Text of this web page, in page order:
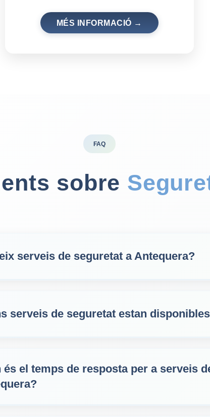
MÉS INFORMACIÓ →
FAQ
sobre
serveis de seguretat a Antequera?
serveis de seguretat estan
és el temps de resposta per a serveis